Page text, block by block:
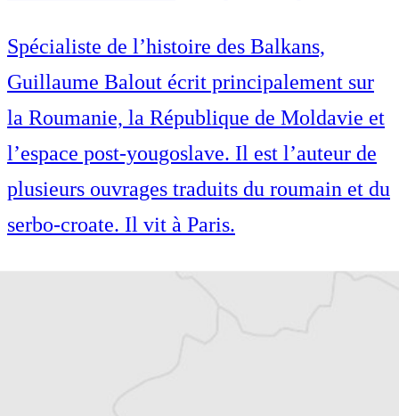
Spécialiste de l’histoire des Balkans,
Guillaume Balout écrit principalement sur
la Roumanie, la République de Moldavie et
l’espace post-yougoslave. Il est l’auteur de
plusieurs ouvrages traduits du roumain et du
serbo-croate. Il vit à Paris.